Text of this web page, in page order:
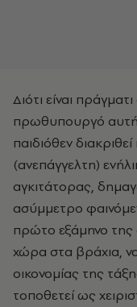
Διότι είναι
πρωθυπουργό αυτή
παιδιόθεν
(ανεπάγγελτη)
αγκιτάτορας,
ασύμμετρο
πρώτο εξάμηνο της
χώρα στα βράχια, να
οικονομίας της
τοποθετεί ως